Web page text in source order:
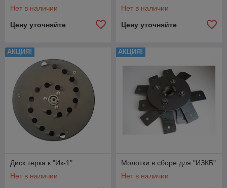
Нет в наличии
Цену уточняйте
Нет в наличии
Цену уточняйте
АКЦИЯ!
Диск терка к "Ик-1"
Нет в наличии
АКЦИЯ!
Молотки в сборе для "ИЗКБ"
Нет в наличии